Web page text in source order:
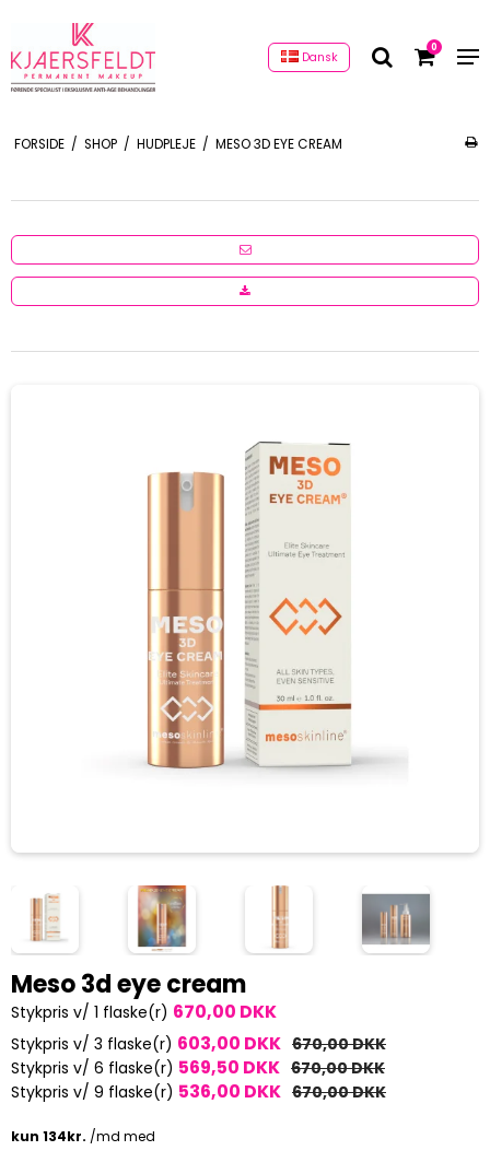
Dansk
0
FORSIDE / SHOP / HUDPLEJE / MESO 3D EYE CREAM
Meso 3d eye cream
Stykpris v/ 1 flaske(r) 670,00 DKK
Stykpris v/ 3 flaske(r) 603,00 DKK 670,00 DKK
Stykpris v/ 6 flaske(r) 569,50 DKK 670,00 DKK
Stykpris v/ 9 flaske(r) 536,00 DKK 670,00 DKK